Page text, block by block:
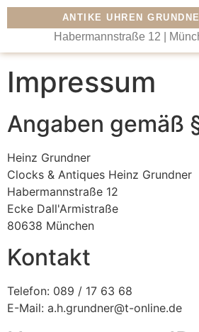
ANTIKE UHREN
Habermannstraße 12 |
Impressum
Angaben gemäß
Heinz Grundner
Clocks & Antiques Heinz Grundner
Habermannstraße 12
Ecke Dall'Armistraße
80638 München
Kontakt
Telefon: 089 / 17 63 68
E-Mail: a.h.grundner@t-online.de